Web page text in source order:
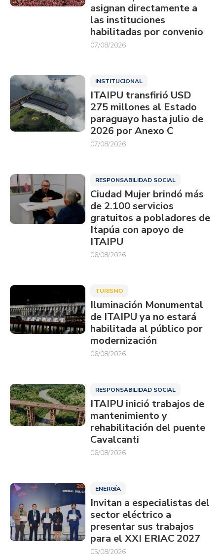
asignan directamente a
las instituciones
habilitadas por convenio
07/08/2026
INSTITUCIONAL
ITAIPU transfirió USD
275 millones al Estado
paraguayo hasta julio de
2026 por Anexo C
07/08/2026
RESPONSABILIDAD SOCIAL
Ciudad Mujer brindó más
de 2.100 servicios
gratuitos a pobladores de
Itapúa con apoyo de
ITAIPU
06/08/2026
TURISMO
Iluminación Monumental
de ITAIPU ya no estará
habilitada al público por
modernización
06/08/2026
RESPONSABILIDAD SOCIAL
ITAIPU inició trabajos de
mantenimiento y
rehabilitación del puente
Cavalcanti
06/08/2026
ENERGÍA
Invitan a especialistas del
sector eléctrico a
presentar sus trabajos
para el XXI ERIAC 2027
05/08/2026